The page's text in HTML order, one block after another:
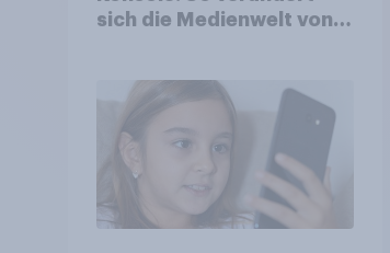
sich die Medienwelt von